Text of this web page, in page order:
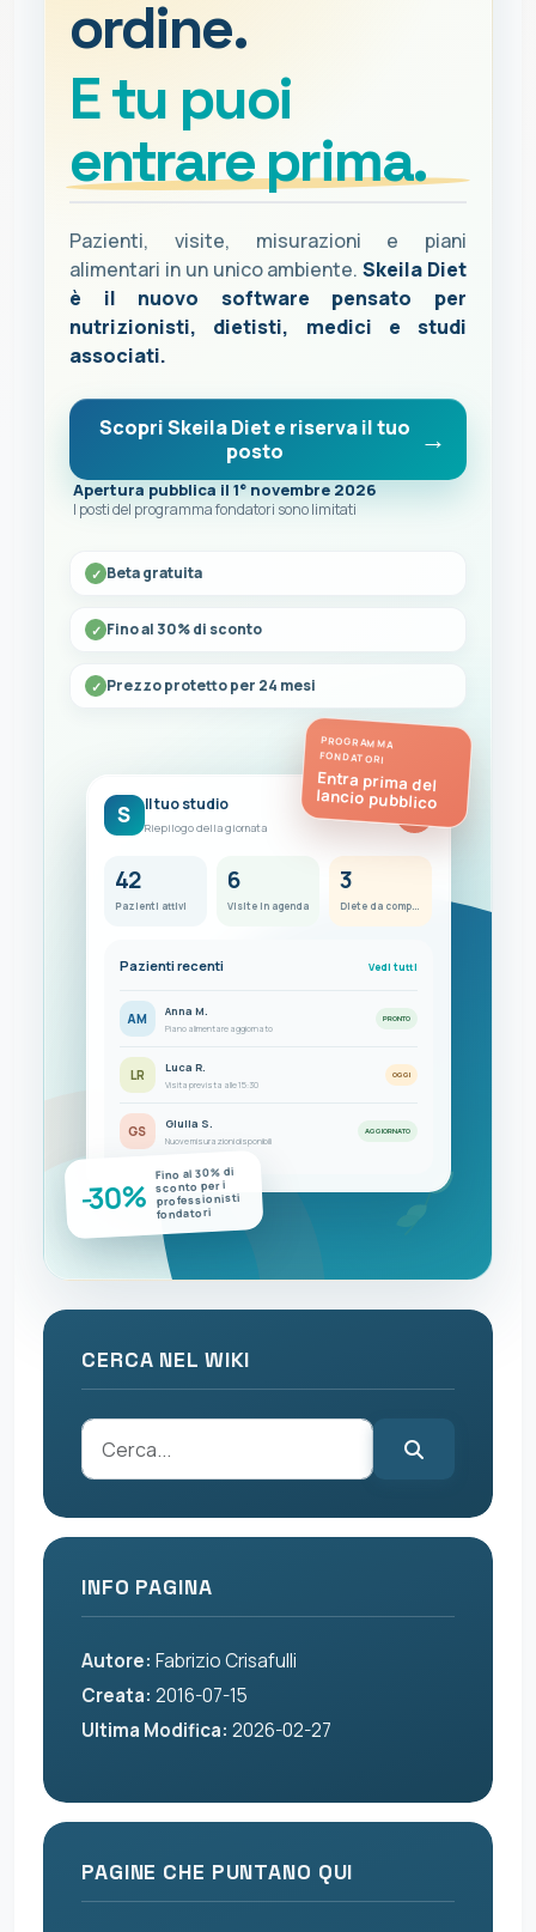
ordine.
E tu puoi
entrare prima.
Pazienti, visite, misurazioni e piani
alimentari in un unico ambiente.Skeila Diet
è il nuovo software pensato per
nutrizionisti, dietisti, medici e studi
associati.
Scopri Skeila Diet e riserva il tuo
posto
Apertura pubblica il 1° novembre 2026
I posti del programma fondatori sono limitati
Beta gratuita
Fino al 30% di sconto
Prezzo protetto per 24 mesi
PROGRAMMA
FONDATORI
Entra prima del
lancio pubblico
S Il tuo studio
Riepilogo della giornata
FC
42
Pazienti attivi
6
Visite in agenda
3
Pazienti recenti Vedi tutti
AM Anna M.
Piano alimentare aggiornato
PRONTO
LR Luca R.
Visita prevista alle 15:30
OGGI
GS Giulia S.
Nuove misurazioni disponibili
AGGIORNATO
-30%
Fino al 30% di
sconto per i
professionisti
fondatori
CERCA NEL WIKI
INFO PAGINA
Autore: Fabrizio Crisafulli
Creata: 2016-07-15
Ultima Modifica: 2026-02-27
PAGINE CHE PUNTANO QUI